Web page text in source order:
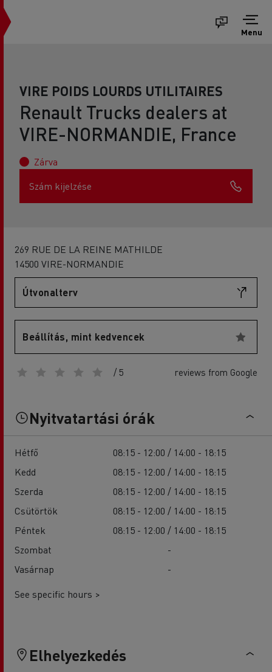
Menu
VIRE POIDS LOURDS UTILITAIRES
Renault Trucks dealers at
VIRE-NORMANDIE, France
Zárva
Szám kijelzése
269 RUE DE LA REINE MATHILDE
14500 VIRE-NORMANDIE
Útvonalterv
Beállítás, mint kedvencek
/ 5 reviews from Google
Nyitvatartási órák
Hétfő
08:15 - 12:00 / 14:00 - 18:15
Kedd
08:15 - 12:00 / 14:00 - 18:15
Szerda
08:15 - 12:00 / 14:00 - 18:15
Csütörtök
08:15 - 12:00 / 14:00 - 18:15
Péntek
08:15 - 12:00 / 14:00 - 18:15
Szombat
-
Vasárnap
-
See specific hours >
Elhelyezkedés